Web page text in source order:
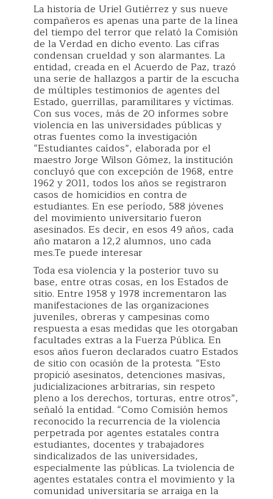
La historia de Uriel Gutiérrez y sus nueve
compañeros es apenas una parte de la línea
del tiempo del terror que relató la Comisión
de la Verdad en dicho evento. Las cifras
condensan crueldad y son alarmantes. La
entidad, creada en el Acuerdo de Paz, trazó
una serie de hallazgos a partir de la escucha
de múltiples testimonios de agentes del
Estado, guerrillas, paramilitares y víctimas.
Con sus voces, más de 20 informes sobre
violencia en las universidades públicas y
otras fuentes como la investigación
“Estudiantes caídos”, elaborada por el
maestro Jorge Wilson Gómez, la institución
concluyó que con excepción de 1968, entre
1962 y 2011, todos los años se registraron
casos de homicidios en contra de
estudiantes. En ese período, 588 jóvenes
del movimiento universitario fueron
asesinados. Es decir, en esos 49 años, cada
año mataron a 12,2 alumnos, uno cada
mes.Te puede interesar
Toda esa violencia y la posterior tuvo su
base, entre otras cosas, en los Estados de
sitio. Entre 1958 y 1978 incrementaron las
manifestaciones de las organizaciones
juveniles, obreras y campesinas como
respuesta a esas medidas que les otorgaban
facultades extras a la Fuerza Pública. En
esos años fueron declarados cuatro Estados
de sitio con ocasión de la protesta. “Esto
propició asesinatos, detenciones masivas,
judicializaciones arbitrarias, sin respeto
pleno a los derechos, torturas, entre otros”,
señaló la entidad. “Como Comisión hemos
reconocido la recurrencia de la violencia
perpetrada por agentes estatales contra
estudiantes, docentes y trabajadores
sindicalizados de las universidades,
especialmente las públicas. La tviolencia de
agentes estatales contra el movimiento y la
comunidad universitaria se arraiga en la